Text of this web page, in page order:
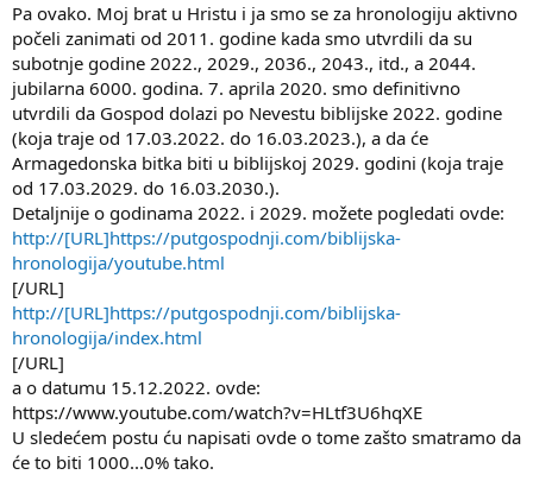
Pa ovako. Moj brat u Hristu i ja smo se za hronologiju aktivno
počeli zanimati od 2011. godine kada smo utvrdili da su
subotnje godine 2022., 2029., 2036., 2043., itd., a 2044.
jubilarna 6000. godina. 7. aprila 2020. smo definitivno
utvrdili da Gospod dolazi po Nevestu biblijske 2022. godine
(koja traje od 17.03.2022. do 16.03.2023.), a da će
Armagedonska bitka biti u biblijskoj 2029. godini (koja traje
od 17.03.2029. do 16.03.2030.).
Detaljnije o godinama 2022. i 2029. možete pogledati ovde:
http://[URL]https://putgospodnji.com/biblijska-
hronologija/youtube.html
[/URL]
http://[URL]https://putgospodnji.com/biblijska-
hronologija/index.html
[/URL]
a o datumu 15.12.2022. ovde:
https://www.youtube.com/watch?v=HLtf3U6hqXE
U sledećem postu ću napisati ovde o tome zašto smatramo da
će to biti 1000...0% tako.